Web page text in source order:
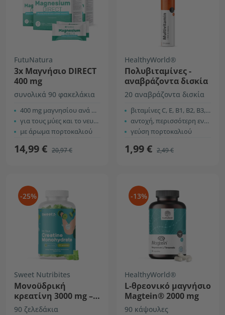
FutuNatura
3x Μαγνήσιο DIRECT
400 mg
συνολικά 90 φακελάκια
400 mg μαγνησίου ανά φακελάκι
για τους μύες και το νευρικό σύστημα
με άρωμα πορτοκαλιού
14,99 € 20,97 €
HealthyWorld®
Πολυβιταμίνες -
αναβράζοντα δισκία
20 αναβράζοντα δισκία
βιταμίνες C, E, B1, B2, B3, B5, B6 και B12
αντοχή, περισσότερη ενέργεια, κ.α.
γεύση πορτοκαλιού
1,99 € 2,49 €
-25%
Sweet Nutribites
Μονοϋδρική
κρεατίνη 3000 mg –
μήλο
90 ζελεδάκια
-13%
HealthyWorld®
L-θρεονικό μαγνήσιο
Magtein® 2000 mg
90 κάψουλες